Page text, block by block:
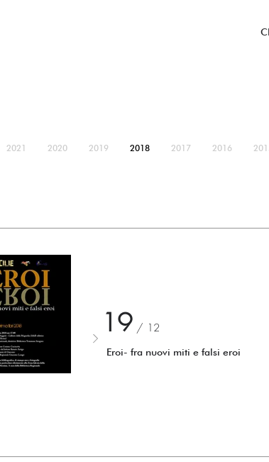
2021 2020 2019 2018 2017 2016
19 / 12
Eroi- fra nuovi miti e falsi eroi